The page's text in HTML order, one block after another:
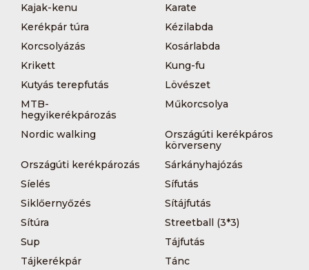
Kajak-kenu
Karate
Kerékpár túra
Kézilabda
Korcsolyázás
Kosárlabda
Krikett
Kung-fu
Kutyás terepfutás
Lövészet
MTB-
hegyikerékpározás
Műkorcsolya
Nordic walking
Országúti kerékpáros
körverseny
Országúti kerékpározás
Sárkányhajózás
Síelés
Sífutás
Siklőernyőzés
Sítájfutás
Sítúra
Streetball (3*3)
Sup
Tájfutás
Tájkerékpár
Tánc